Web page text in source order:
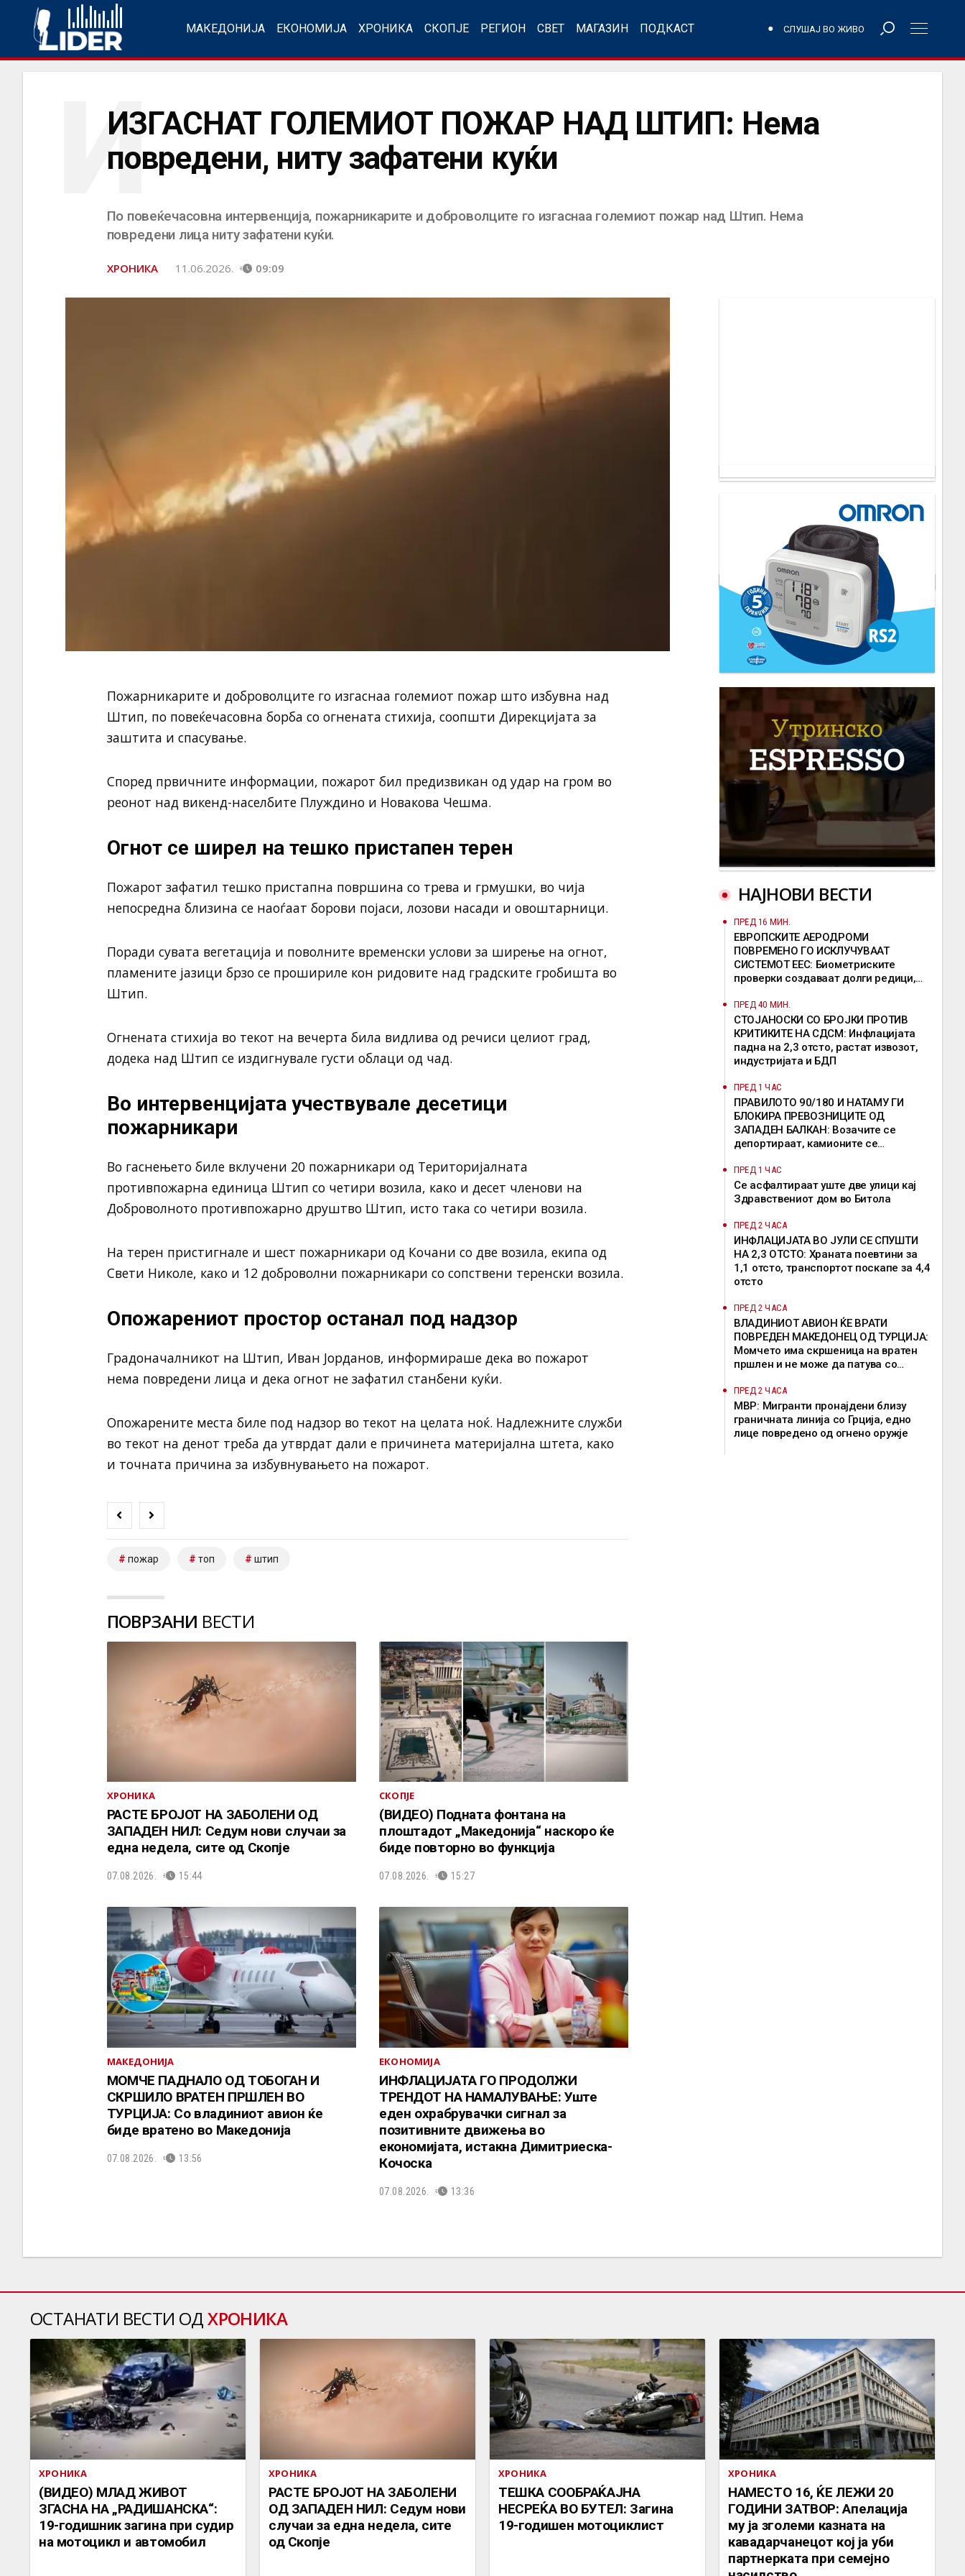
МАКЕДОНИЈА ЕКОНОМИЈА ХРОНИКА СКОПЈЕ РЕГИОН СВЕТ МАГАЗИН ПОДКАСТ СЛУШАЈ ВО ЖИВО
ИЗГАСНАТ ГОЛЕМИОТ ПОЖАР НАД ШТИП: Нема
повредени, ниту зафатени куќи
И
По повеќечасовна интервенција, пожарникарите и доброволците го изгаснаа големиот пожар над Штип. Нема
повредени лица ниту зафатени куќи.
ХРОНИКА 11.06.2026. 09:09
Пожарникарите и доброволците го изгаснаа големиот пожар што избувна над
Штип, по повеќечасовна борба со огнената стихија, соопшти Дирекцијата за
заштита и спасување.
Според првичните информации, пожарот бил предизвикан од удар на гром во
реонот над викенд-населбите Плуждино и Новакова Чешма.
Огнот се ширел на тешко пристапен терен
Пожарот зафатил тешко пристапна површина со трева и грмушки, во чија
непосредна близина се наоѓаат борови појаси, лозови насади и овоштарници.
Поради сувата вегетација и поволните временски услови за ширење на огнот,
пламените јазици брзо се прошириле кон ридовите над градските гробишта во
Штип.
Огнената стихија во текот на вечерта била видлива од речиси целиот град,
додека над Штип се издигнувале густи облаци од чад.
Во интервенцијата учествувале десетици
пожарникари
Во гаснењето биле вклучени 20 пожарникари од Територијалната
противпожарна единица Штип со четири возила, како и десет членови на
Доброволното противпожарно друштво Штип, исто така со четири возила.
На терен пристигнале и шест пожарникари од Кочани со две возила, екипа од
Свети Николе, како и 12 доброволни пожарникари со сопствени теренски возила.
Опожарениот простор останал под надзор
Градоначалникот на Штип, Иван Јорданов, информираше дека во пожарот
нема повредени лица и дека огнот не зафатил станбени куќи.
Опожарените места биле под надзор во текот на целата ноќ. Надлежните служби
во текот на денот треба да утврдат дали е причинета материјална штета, како
и точната причина за избувнувањето на пожарот.
пожар топ штип
ПОВРЗАНИ ВЕСТИ
ХРОНИКА
РАСТЕ БРОЈОТ НА ЗАБОЛЕНИ ОД
ЗАПАДЕН НИЛ: Седум нови случаи за
една недела, сите од Скопје
07.08.2026. 15:44
СКОПЈЕ
(ВИДЕО) Подната фонтана на
плоштадот „Македонија“ наскоро ќе
биде повторно во функција
07.08.2026. 15:27
МАКЕДОНИЈА
МОМЧЕ ПАДНАЛО ОД ТОБОГАН И
СКРШИЛО ВРАТЕН ПРШЛЕН ВО
ТУРЦИЈА: Со владиниот авион ќе
биде вратено во Македонија
07.08.2026. 13:56
ЕКОНОМИЈА
ИНФЛАЦИЈАТА ГО ПРОДОЛЖИ
ТРЕНДОТ НА НАМАЛУВАЊЕ: Уште
еден охрабрувачки сигнал за
позитивните движења во
економијата, истакна Димитриеска-
Кочоска
07.08.2026. 13:36
НАЈНОВИ ВЕСТИ
ПРЕД 16 МИН.
ЕВРОПСКИТЕ АЕРОДРОМИ
ПОВРЕМЕНО ГО ИСКЛУЧУВААТ
СИСТЕМОТ ЕЕС: Биометриските
проверки создаваат долги редици,
исклучоците
ПРЕД 40 МИН.
СТОЈАНОСКИ СО БРОЈКИ ПРОТИВ
КРИТИКИТЕ НА СДСМ: Инфлацијата
падна на 2,3 отсто, растат извозот,
индустријата и БДП
ПРЕД 1 ЧАС
ПРАВИЛОТО 90/180 И НАТАМУ ГИ
БЛОКИРА ПРЕВОЗНИЦИТЕ ОД
ЗАПАДЕН БАЛКАН: Возачите се
депортираат, камионите се
нема
ПРЕД 1 ЧАС
Се асфалтираат уште две улици кај
Здравствениот дом во Битола
ПРЕД 2 ЧАСА
ИНФЛАЦИЈАТА ВО ЈУЛИ СЕ СПУШТИ
НА 2,3 ОТСТО: Храната поевтини за
1,1 отсто, транспортот поскапе за 4,4
отсто
ПРЕД 2 ЧАСА
ВЛАДИНИОТ АВИОН ЌЕ ВРАТИ
ПОВРЕДЕН МАКЕДОНЕЦ ОД ТУРЦИЈА:
Момчето има скршеница на вратен
пршлен и не може да патува со
ПРЕД 2 ЧАСА
МВР: Мигранти пронајдени близу
граничната линија со Грција, едно
лице повредено од огнено оружје
ОСТАНАТИ ВЕСТИ ОДХРОНИКА
ХРОНИКА
(ВИДЕО) МЛАД ЖИВОТ
ЗГАСНА НА „РАДИШАНСКА“:
19-годишник загина при судир
на мотоцикл и автомобил
ХРОНИКА
РАСТЕ БРОЈОТ НА ЗАБОЛЕНИ
ОД ЗАПАДЕН НИЛ: Седум нови
случаи за една недела, сите
од Скопје
ХРОНИКА
ТЕШКА СООБРАЌАЈНА
НЕСРЕЌА ВО БУТЕЛ: Загина
19-годишен мотоциклист
ХРОНИКА
НАМЕСТО 16, ЌЕ ЛЕЖИ 20
ГОДИНИ ЗАТВОР: Апелација
му ја зголеми казната на
кавадарчанецот кој ја уби
партнерката при семејно